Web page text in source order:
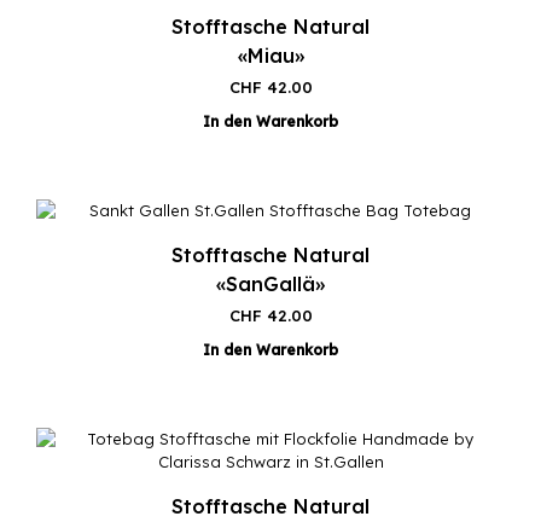
Stofftasche Natural
«Miau»
CHF 42.00
In den Warenkorb
Stofftasche Natural
«SanGallä»
CHF 42.00
In den Warenkorb
Stofftasche Natural